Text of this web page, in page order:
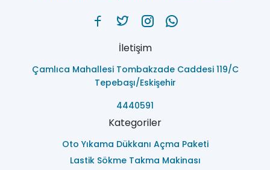
İletişim
Çamlıca Mahallesi Tombakzade Caddesi 119/C
Tepebaşı/Eskişehir
4440591
Kategoriler
Oto Yıkama Dükkanı Açma Paketi
Lastik Sökme Takma Makinası